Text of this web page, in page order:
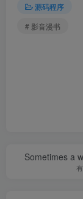
源码程序
# 影音漫书
Sometimes a